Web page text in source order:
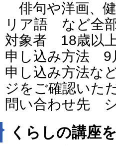
俳句や洋画、
リア語 など全部
対象者 18歳以
申し込み方法 9
申し込み方法な
ジをご確認いた
問い合わせ先
くらしの講座